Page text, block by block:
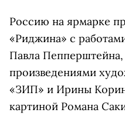
Россию на ярмарке
«Риджина» с
Павла Пепперштейна,
произведениями
«ЗИП» и Ирины
картиной Романа